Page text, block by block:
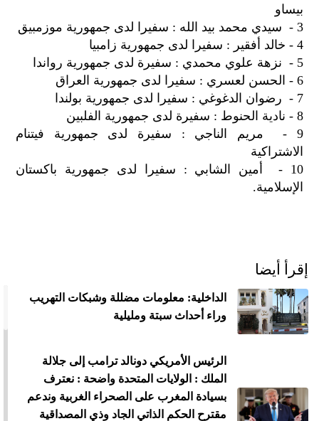
بيساو
3 - سيدي محمد بيد الله : سفيرا لدى جمهورية موزمبيق
4 - خالد أفقير : سفيرا لدى جمهورية زامبيا
5 - نزهة علوي محمدي : سفيرة لدى جمهورية رواندا
6 - الحسن لعسري : سفيرا لدى جمهورية العراق
7 - رضوان الدغوغي : سفيرا لدى جمهورية بولندا
8 - نادية الحنوط : سفيرة لدى جمهورية الفلبين
9 - مريم الناجي : سفيرة لدى جمهورية فيتنام
الاشتراكية
10 - أمين الشابي : سفيرا لدى جمهورية باكستان
الإسلامية.
إقرأ أيضا
الداخلية: معلومات مضللة وشبكات التهريب
وراء أحداث سبتة ومليلية
الرئيس الأمريكي دونالد ترامب إلى جلالة
الملك : الولايات المتحدة واضحة : نعترف
بسيادة المغرب على الصحراء الغربية وندعم
مقترح الحكم الذاتي الجاد وذي المصداقية